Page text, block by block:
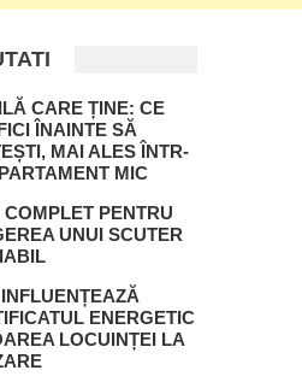
CARE ȚINE: CE
ÎNAINTE SĂ
MAI ALES ÎNTR-
MIC
COMPLET PENTRU
UNUI SCUTER
ENERGETIC
LOCUINȚEI LA